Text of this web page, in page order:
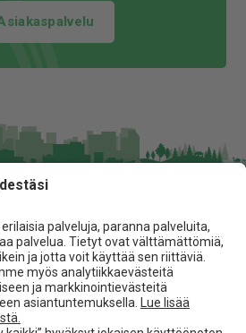
Oy
Lakarintie 10, 34800 Virrat
03 475 6100
info@jita.fi